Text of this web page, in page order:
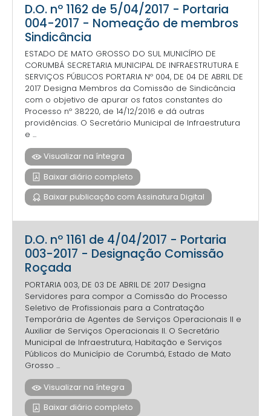
D.O. nº 1162 de 5/04/2017 - Portaria
004-2017 - Nomeação de membros
Sindicância
ESTADO DE MATO GROSSO DO SUL MUNICÍPIO DE
CORUMBÁ SECRETARIA MUNICIPAL DE INFRAESTRUTURA E
SERVIÇOS PÚBLICOS PORTARIA Nº 004, DE 04 DE ABRIL DE
2017 Designa Membros da Comissão de Sindicância
com o objetivo de apurar os fatos constantes do
Processo nº 38220, de 14/12/2016 e dá outras
providências. O Secretário Municipal de Infraestrutura
e ...
Visualizar na íntegra
Baixar diário completo
Baixar publicação com Assinatura Digital
D.O. nº 1161 de 4/04/2017 - Portaria
003-2017 - Designação Comissão
Roçada
PORTARIA 003, DE 03 DE ABRIL DE 2017 Designa
Servidores para compor a Comissão do Processo
Seletivo de Profissionais para a Contratação
Temporária de Agentes de Serviços Operacionais II e
Auxiliar de Serviços Operacionais II. O Secretário
Municipal de Infraestrutura, Habitação e Serviços
Públicos do Município de Corumbá, Estado de Mato
Grosso ...
Visualizar na íntegra
Baixar diário completo